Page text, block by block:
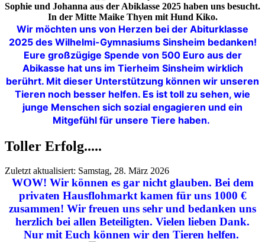
Sophie und Johanna aus der Abiklasse 2025 haben uns besucht.
In der Mitte Maike Thyen mit Hund Kiko.
Wir möchten uns von Herzen bei der Abiturklasse
2025 des Wilhelmi-Gymnasiums Sinsheim bedanken!
Eure großzügige Spende von 500 Euro aus der
Abikasse hat uns im Tierheim Sinsheim wirklich
berührt. Mit dieser Unterstützung können wir unseren
Tieren noch besser helfen. Es ist toll zu sehen, wie
junge Menschen sich sozial engagieren und ein
Mitgefühl für unsere Tiere haben.
Toller Erfolg.....
Zuletzt aktualisiert: Samstag, 28. März 2026
WOW! Wir können es gar nicht glauben. Bei dem
privaten Hausflohmarkt kamen für uns 1000 €
zusammen! Wir freuen uns sehr und bedanken uns
herzlich bei allen Beteiligten. Vielen lieben Dank.
Nur mit Euch können wir den Tieren helfen.